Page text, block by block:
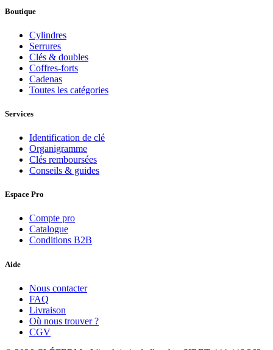
Boutique
Cylindres
Serrures
Clés & doubles
Coffres-forts
Cadenas
Toutes les catégories
Services
Identification de clé
Organigramme
Clés remboursées
Conseils & guides
Espace Pro
Compte pro
Catalogue
Conditions B2B
Aide
Nous contacter
FAQ
Livraison
Où nous trouver ?
CGV